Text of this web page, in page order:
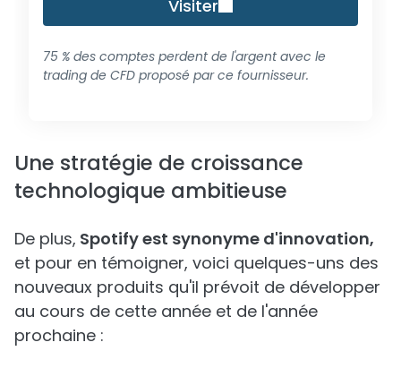
Visiter
75 % des comptes perdent de l'argent avec le
trading de CFD proposé par ce fournisseur.
Une stratégie de croissance
technologique ambitieuse
De plus, Spotify est synonyme d'innovation,
et pour en témoigner, voici quelques-uns des
nouveaux produits qu'il prévoit de développer
au cours de cette année et de l'année
prochaine :